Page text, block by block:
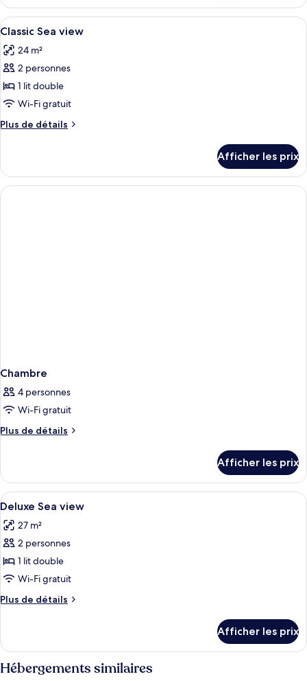
vue
sur
la
mer
Chambre
classique,
vue
la
mer
Afficher
toutes
les
photos
pour
ce
type
de
Classic
Sea
view
Draps italiens de Frette, literie
3
Classic Sea view
24 m²
2 personnes
1 lit double
Wi-Fi gratuit
Plus de détails
Plus
Classic
Sea
view
Afficher les prix
Chambre
4 personnes
Wi-Fi gratuit
Plus de détails
Plus
Chambre
Afficher les prix
Afficher
toutes
les
photos
pour
ce
type
de
Deluxe
Sea
view
Draps italiens de Frette, literie
2
Deluxe Sea view
27 m²
2 personnes
1 lit double
Wi-Fi gratuit
Plus de détails
Plus
Deluxe
Sea
view
Afficher les prix
Hébergements similaires